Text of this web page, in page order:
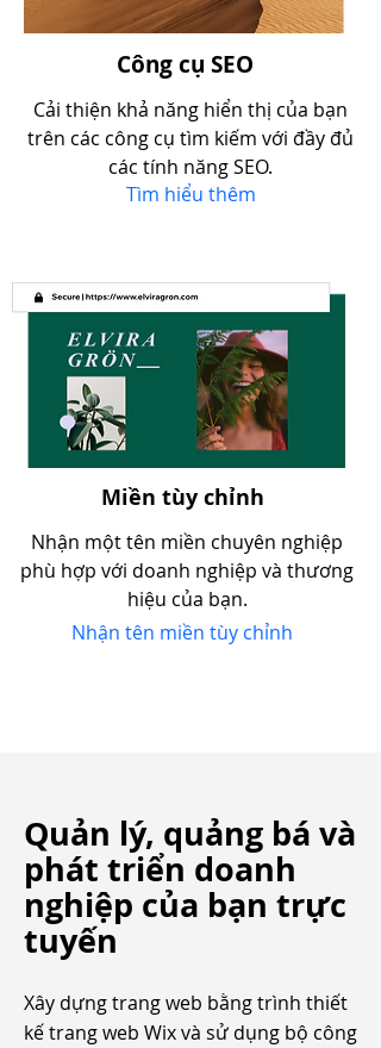
Công cụ SEO
Cải thiện khả năng hiển thị của bạn
trên các công cụ tìm kiếm với đầy đủ
các tính năng SEO.
Tìm hiểu thêm
Miền tùy chỉnh
Nhận một tên miền chuyên nghiệp
phù hợp với doanh nghiệp và thương
hiệu của bạn.
Nhận tên miền tùy chỉnh
Quản lý, quảng bá và
phát triển doanh
nghiệp của bạn trực
tuyến
Xây dựng trang web bằng trình thiết
kế trang web Wix và sử dụng bộ công